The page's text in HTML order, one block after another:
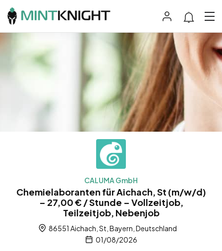
CALUMA GmbH
Chemielaboranten für Aichach, St (m/w/d)
– 27,00 € / Stunde – Vollzeitjob,
Teilzeitjob, Nebenjob
86551 Aichach, St, Bayern, Deutschland
01/08/2026